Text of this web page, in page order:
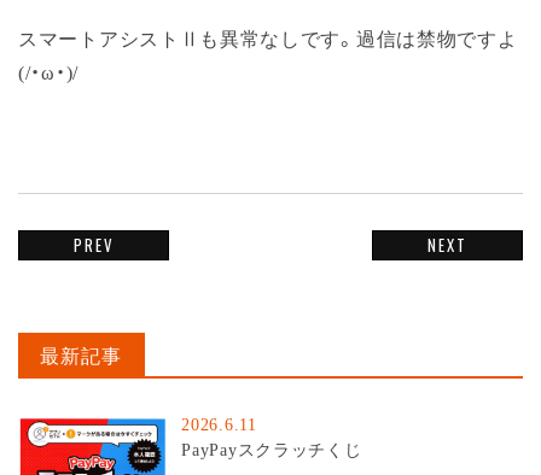
スマートアシストⅡも異常なしです。過信は禁物ですよ
(/・ω・)/
PREV NEXT
最新記事
2026.6.11
PayPayスクラッチくじ